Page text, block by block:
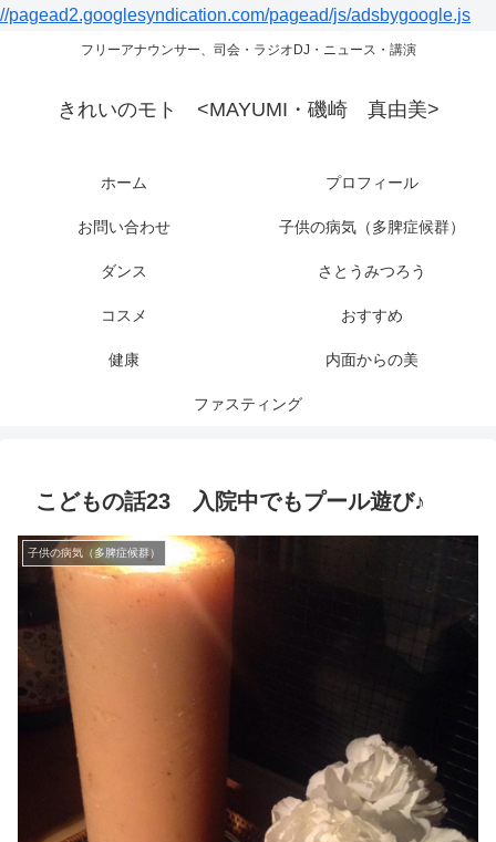
//pagead2.googlesyndication.com/pagead/js/adsbygoogle.js
フリーアナウンサー、司会・ラジオDJ・ニュース・講演
きれいのモト <MAYUMI・磯崎 真由美>
ホーム プロフィール
お問い合わせ 子供の病気（多脾症候群）
ダンス さとうみつろう
コスメ おすすめ
健康 内面からの美
ファスティング
こどもの話23 入院中でもプール遊び♪
子供の病気（多脾症候群）